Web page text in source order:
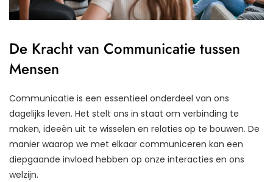
De Kracht van Communicatie tussen
Mensen
Communicatie is een essentieel onderdeel van ons
dagelijks leven. Het stelt ons in staat om verbinding te
maken, ideeën uit te wisselen en relaties op te bouwen. De
manier waarop we met elkaar communiceren kan een
diepgaande invloed hebben op onze interacties en ons
welzijn.